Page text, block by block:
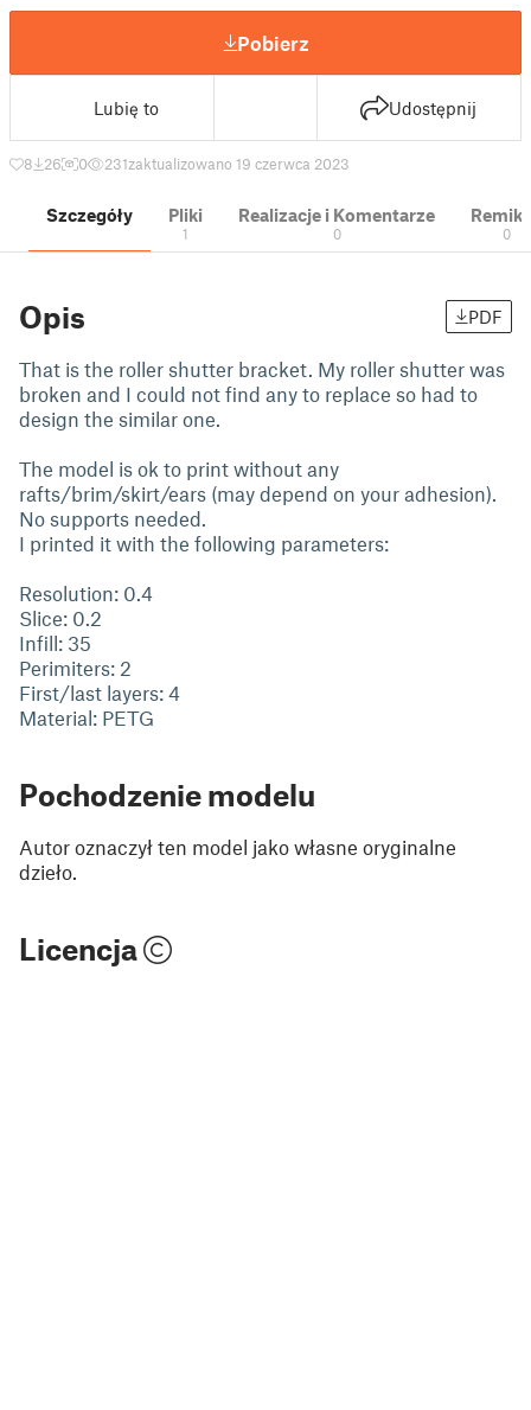
Pobierz
Lubię to Udostępnij
8 26 0 231zaktualizowano 19 czerwca 2023
Szczegóły Pliki
1
Realizacje i Komentarze
0 0
Opis PDF
That is the roller shutter bracket. My roller shutter was
broken and I could not find any to replace so had to
design the similar one.
The model is ok to print without any
rafts/brim/skirt/ears (may depend on your adhesion).
No supports needed.
I printed it with the following parameters:
Resolution: 0.4
Slice: 0.2
Infill: 35
Perimiters: 2
First/last layers: 4
Material: PETG
Pochodzenie modelu
Autor oznaczył ten model jako własne oryginalne
dzieło.
Licencja